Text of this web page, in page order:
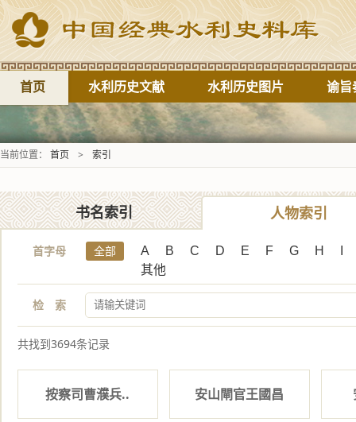
首页 水利历史文献 水利历史图片 谕旨
当前位置： 首页 > 索引
书名索引 人物索引
首字母 全部 A B C D E F G H
其他
检 索
共找到3694条记录
按察司曹濮兵.. 安山閘官王國昌